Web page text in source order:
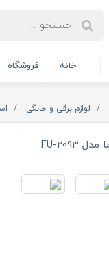
خانه فروشگاه
لوازم برقی و خانگی